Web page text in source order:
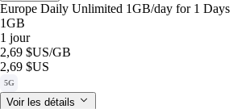
Europe Daily Unlimited 1GB/day for 1 Days
1GB
1 jour
2,69 $US/GB
2,69 $US
5G
Voir les détails